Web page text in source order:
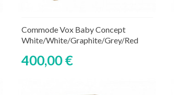
Commode Vox Baby Concept
White/White/Graphite/Grey/Red
400,00 €